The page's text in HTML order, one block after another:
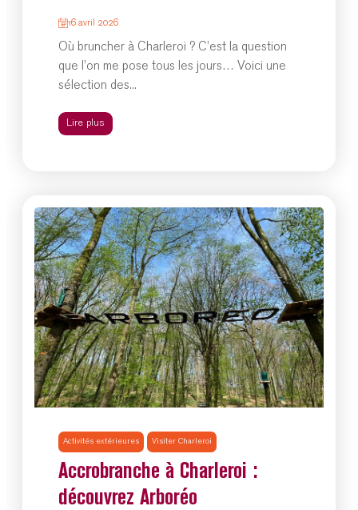
16 avril 2026
Où bruncher à Charleroi ? C’est la question
que l’on me pose tous les jours… Voici une
sélection des...
Lire plus
Activités extérieures Visiter Charleroi
Accrobranche à Charleroi :
découvrez Arboréo